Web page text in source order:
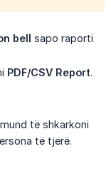
bell sapo raporti
PDF/CSV Report.
të shkarkoni
të tjerë.